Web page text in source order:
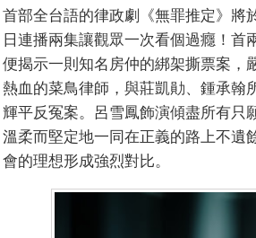
首部全台語的律政劇《無罪推定》將
日連播兩集讓觀眾一次看個過癮！
便揭示一則知名房仲的綁架撕票案，
熱血的菜鳥律師，與莊凱勛、鍾承翰
輝平反冤案。呂雪鳳飾演傾盡所有只
溫柔而堅定地一同在正義的路上不遺
會的理想形成強烈對比。